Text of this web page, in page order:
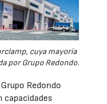
cuya mayoría
por Grupo Redondo.
Redondo
capacidades